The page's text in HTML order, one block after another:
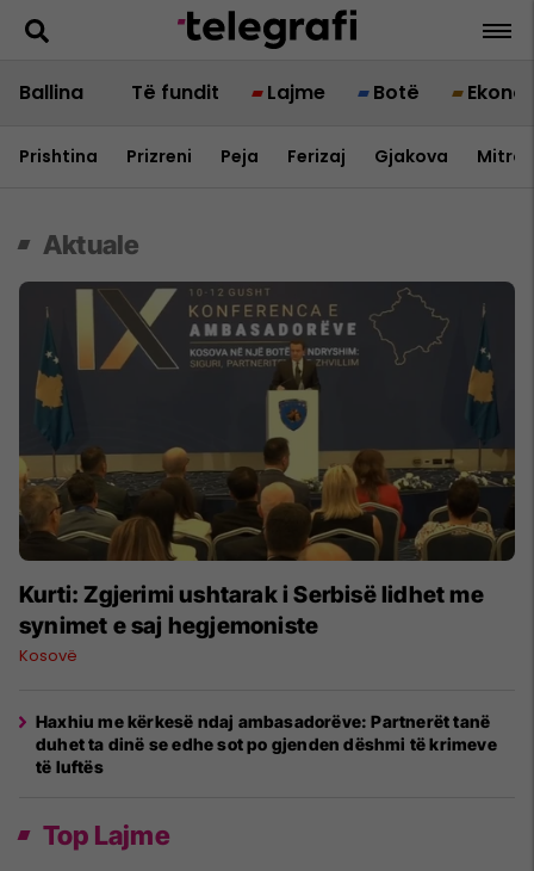
Ballina Të fundit Lajme Botë
Prishtina Prizreni Peja Ferizaj Gjakova
Aktuale
Kurti: Zgjerimi ushtarak i Serbisë lidhet me
synimet e saj hegjemoniste
Kosovë
​Haxhiu me kërkesë ndaj ambasadorëve: Partnerët tanë
duhet ta dinë se edhe sot po gjenden dëshmi të krimeve
të luftës
Top Lajme